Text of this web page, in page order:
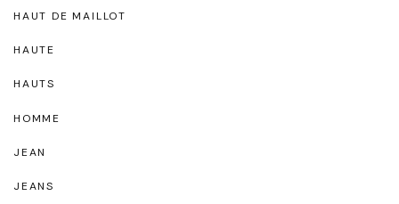
HAUT DE MAILLOT
HAUTE
HAUTS
HOMME
JEAN
JEANS